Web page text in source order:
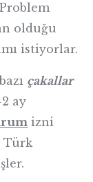
olduğu
istiyorlar.
çakallar
ay
izni
Türk